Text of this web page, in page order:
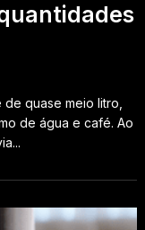
quase meio litro,
de água e café. Ao